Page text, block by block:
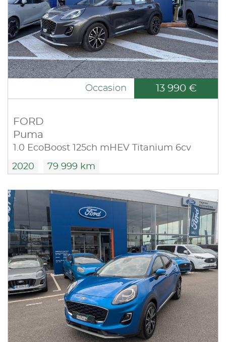
Occasion 13 990 €
FORD
Puma
1.0 EcoBoost 125ch mHEV Titanium 6cv
2020 79 999 km